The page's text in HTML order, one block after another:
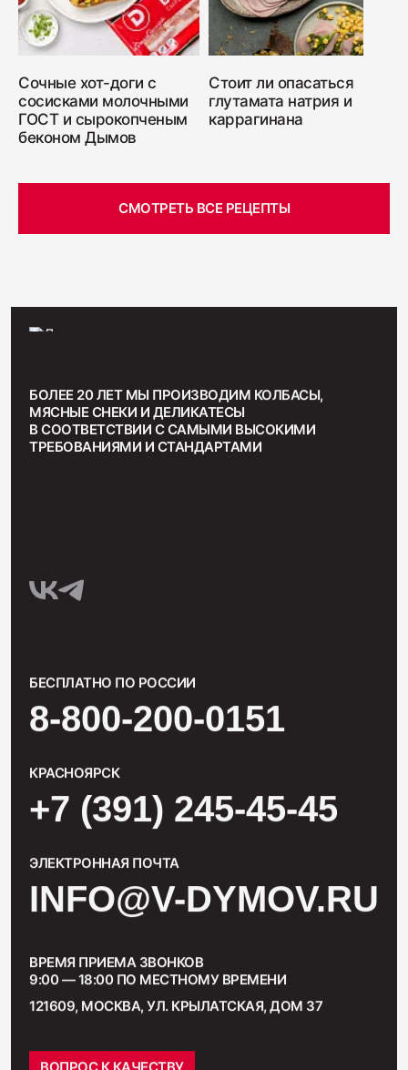
Сочные хот-доги с
сосисками молочными
ГОСТ и сырокопченым
беконом Дымов
Стоит ли опасаться
глутамата натрия и
каррагинана
СМОТРЕТЬ ВСЕ РЕЦЕПТЫ
БОЛЕЕ 20 ЛЕТ МЫ ПРОИЗВОДИМ КОЛБАСЫ,
МЯСНЫЕ СНЕКИ И ДЕЛИКАТЕСЫ
В СООТВЕТСТВИИ С САМЫМИ ВЫСОКИМИ
ТРЕБОВАНИЯМИ И СТАНДАРТАМИ
БЕСПЛАТНО ПО РОССИИ
8-800-200-0151
КРАСНОЯРСК
+7 (391) 245-45-45
ЭЛЕКТРОННАЯ ПОЧТА
INFO@V-DYMOV.RU
ВРЕМЯ ПРИЕМА ЗВОНКОВ
9:00 — 18:00 ПО МЕСТНОМУ ВРЕМЕНИ
121609, МОСКВА, УЛ. КРЫЛАТСКАЯ, ДОМ 37